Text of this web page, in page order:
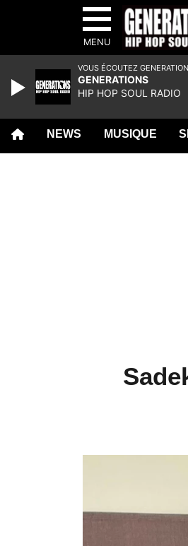
MENU
NEWS MUSIQUE
VOUS ÉCOUTEZ
GENERATIONS
HIP HOP SOUL RADIO